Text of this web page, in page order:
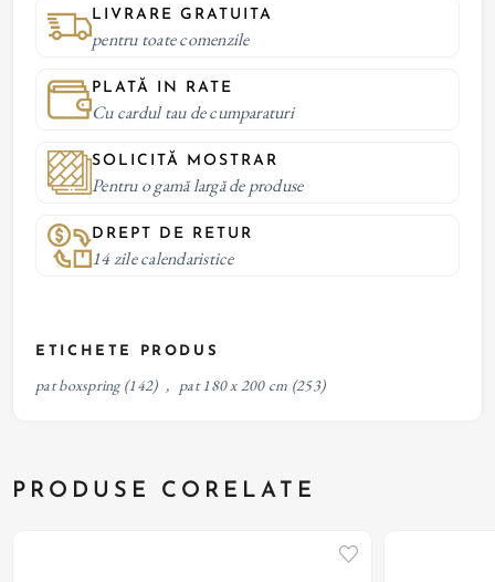
LIVRARE GRATUITA
pentru toate comenzile
PLATĂ IN RATE
Cu cardul tau de cumparaturi
SOLICITĂ MOSTRAR
Pentru o gamă largă de produse
DREPT DE RETUR
14 zile calendaristice
ETICHETE PRODUS
pat boxspring (142) , pat 180 x 200 cm (253)
PRODUSE CORELATE